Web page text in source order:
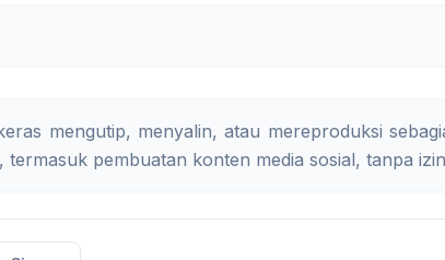
mengutip, menyalin, atau mereproduksi
pembuatan konten media sosial, tanpa